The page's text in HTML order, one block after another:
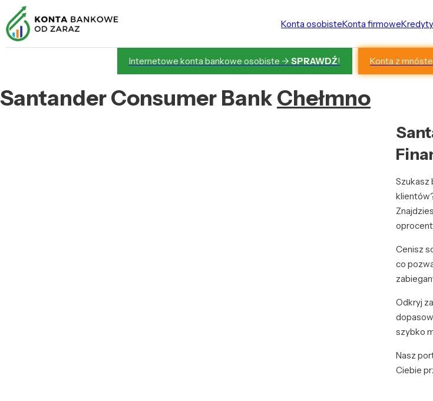
Konta osobisteKonta firmowe
Internetowe konta bankowe osobiste -> SPRAWDŹ! Konta z
Santander Consumer Bank Chełmno
Szukasz
Cenisz
co
Odkryj
szybko
Nasz
Ciebie